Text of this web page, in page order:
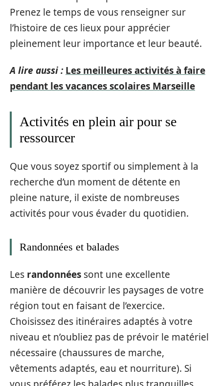
Prenez le temps de vous renseigner sur
l’histoire de ces lieux pour apprécier
pleinement leur importance et leur beauté.
A lire aussi : Les meilleures activités à faire
pendant les vacances scolaires Marseille
Activités en plein air pour se
ressourcer
Que vous soyez sportif ou simplement à la
recherche d’un moment de détente en
pleine nature, il existe de nombreuses
activités pour vous évader du quotidien.
Randonnées et balades
Les randonnées sont une excellente
manière de découvrir les paysages de votre
région tout en faisant de l’exercice.
Choisissez des itinéraires adaptés à votre
niveau et n’oubliez pas de prévoir le matériel
nécessaire (chaussures de marche,
vêtements adaptés, eau et nourriture). Si